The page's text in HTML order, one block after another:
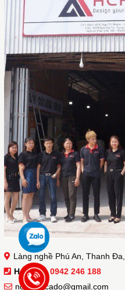
Làng nghề Phú An, Thanh
Hotline :0942 246 188
noithatacado@gmail.com